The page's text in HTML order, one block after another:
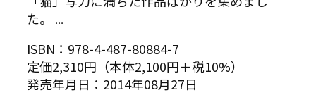
た。 ...
ISBN：978-4-487-80884-7
定価2,310円（本体2,100円＋税10%）
発売年月日：2014年08月27日